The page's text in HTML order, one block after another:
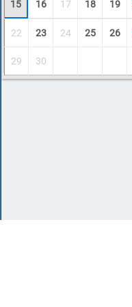
15 16 17 18 19
22 23 24 25 26
29 30